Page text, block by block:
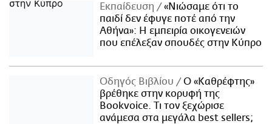
Εκπαίδευση
«Νιώσαμε ότι το
παιδί δεν έφυγε ποτέ από την
Αθήνα»: Η εμπειρία οικογενειών
που επέλεξαν σπουδές στην Κύπρο
Οδηγός Βιβλίου
Ο «Καθρέφτης»
βρέθηκε στην κορυφή της
Bookvoice. Τι τον ξεχώρισε
ανάμεσα στα μεγάλα best sellers;